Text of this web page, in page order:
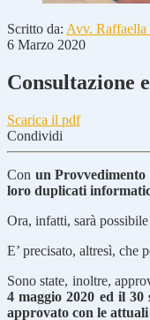
Scritto da: Avv.
6 Marzo 2020
Consultazione
Scarica il pdf
Condividi
Con un Provvedimento
loro duplicati
Ora, infatti, sarà
E’ precisato, altresì, che
Sono state, inoltre,
4 maggio 2020 ed il 30
approvato con le attuali